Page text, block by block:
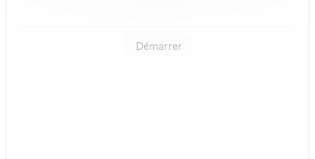
Démarrer